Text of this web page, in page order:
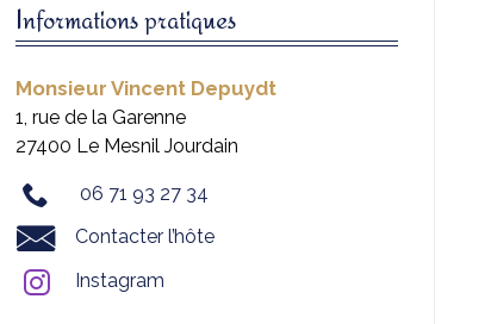
Informations pratiques
Monsieur Vincent Depuydt
1, rue de la Garenne
27400 Le Mesnil Jourdain
06 71 93 27 34
Contacter l’hôte
Instagram